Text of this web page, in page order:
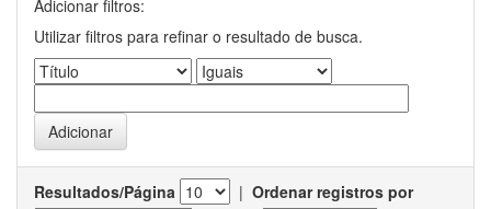
Adicionar filtros:
Utilizar filtros para refinar o resultado de busca.
Resultados/Página | Ordenar registros por